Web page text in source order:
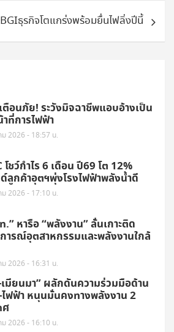
ธุรกิจโตแกร่งพร้อมยื่นไฟลิ่งปีนี้
ตือนภัย! ระวังมิจฉาชีพแอบอ้างเป็น
าที่การไฟฟ้า
ม 2026 - 18:57 น.
โชว์กำไร 6 เดือน ปี69 โต 12%
ลูกค้าอุตฯพุ่งโรงไฟฟ้าพลังน้ำดี
ม 2026 - 17:10 น.
.” หารือ “พลังงาน” ลั่นเกาะติด
ารณ์อุตสาหกรรมและพลังงานใกล้
ม 2026 - 16:31 น.
เมียนมา” ผลักดันความร่วมมือด้าน
ไฟฟ้า หนุนมั่นคงทางพลังงาน 2
ศ
ม 2026 - 16:10 น.